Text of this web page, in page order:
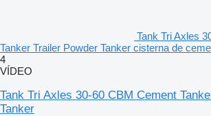
Tank Tri Axles
Tanker Trailer Powder Tanker cisterna de
4
VÍDEO
Tank Tri Axles 30-60 CBM Cement
Tanker